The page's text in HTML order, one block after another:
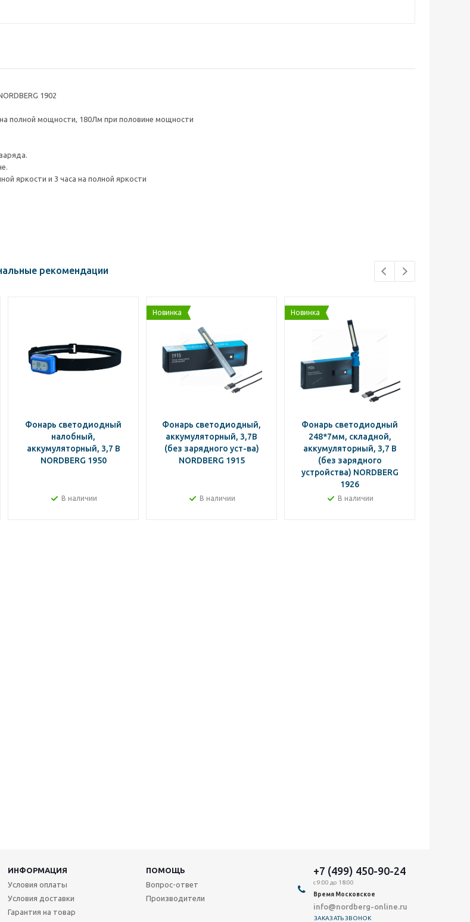
1902
полной мощности, 180Лм при половине мощности
яркости и 3 часа на полной яркости
рекомендации
Фонарь светодиодный
налобный,
аккумуляторный, 3,7 В
NORDBERG 1950
В наличии
Новинка
Фонарь светодиодный,
аккумуляторный, 3,7В
(без зарядного уст-ва)
NORDBERG 1915
В наличии
Новинка
Фонарь светодиодный
248*7мм, складной,
аккумуляторный, 3,7 В
(без зарядного
устройства) NORDBERG
1926
В наличии
ИНФОРМАЦИЯ
ПОМОЩЬ
Условия оплаты
Условия доставки
Гарантия на товар
Вопрос-ответ
Производители
+7 (499) 450-90-24
с 9:00 до 18:00
Время Московское
info@nordberg-online.ru
ЗАКАЗАТЬ ЗВОНОК